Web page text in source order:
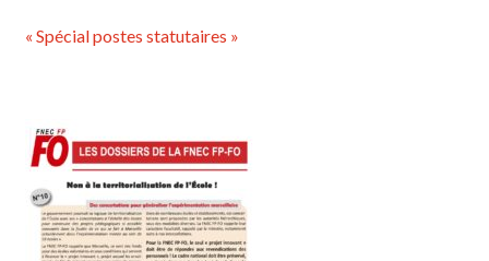
« Spécial postes statutaires »